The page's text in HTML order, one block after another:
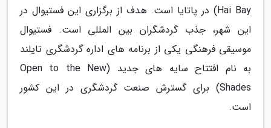
Hai Bay) در پاتایا است. هدف از برگزاری این فستیوال در
این شهر، جذب گردشگران بین المللی است. فستیوال
موسیقی فرهنگی یکی از برنامه های اداره گردشگری تایلند
به نام افتتاح سایه های جدید (Open to the New
Shades) برای گسترش صنعت گردشگری در این کشور
است.